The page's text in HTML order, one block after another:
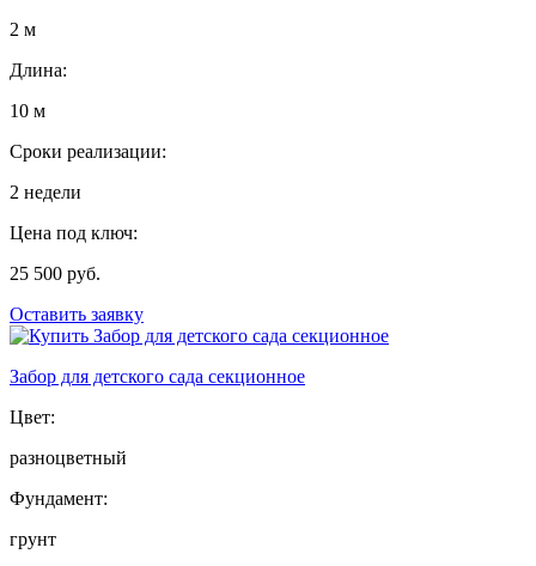
2 м
Длина:
10 м
Сроки реализации:
2 недели
Цена под ключ:
25 500 руб.
Оставить заявку
Забор для детского сада секционное
Цвет:
разноцветный
Фундамент:
грунт